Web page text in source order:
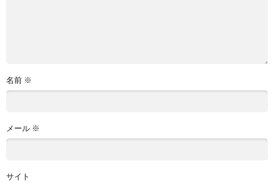
名前 ※
メール ※
サイト